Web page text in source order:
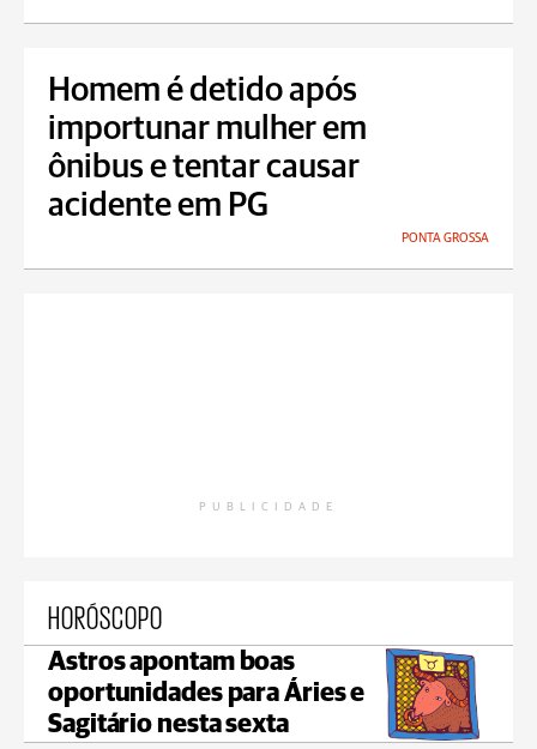
Homem é detido após
importunar mulher em
ônibus e tentar causar
acidente em PG
PONTA GROSSA
PUBLICIDADE
HORÓSCOPO
Astros apontam boas
oportunidades para Áries e
Sagitário nesta sexta